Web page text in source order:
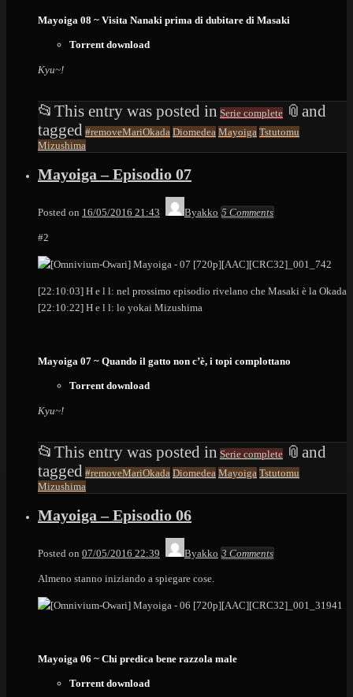
Mayoiga 08 ~ Visita Nanaki prima di dubitare di Masaki
Torrent download
Kyu~!
📂 This entry was posted in Serie complete 📎 and
tagged #removeMariOkada Diomedea Mayoiga Tstutomu
Mizushima
Mayoiga – Episodio 07
Posted on 16/05/2016 21:43 Byakko 5 Comments
#2
[22:10:03] H e l l: nel prossimo episodio rivelano che Masaki è la Okada
[22:10:22] H e l l: lo yokai Mizushima
Mayoiga 07 ~ Quando il gatto non c’è, i topi complottano
Torrent download
Kyu~!
📂 This entry was posted in Serie complete 📎 and
tagged #removeMariOkada Diomedea Mayoiga Tstutomu
Mizushima
Mayoiga – Episodio 06
Posted on 07/05/2016 22:39 Byakko 3 Comments
Almeno stanno iniziando a spiegare cose.
Mayoiga 06 ~ Chi predica bene razzola male
Torrent download